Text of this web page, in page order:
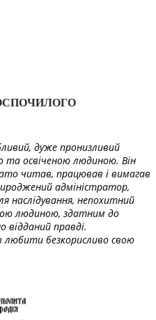
дуже пронизливий
та освіченою людиною. Він
читав, працював і вимагав
адміністратор,
наслідування, непохитний
людиною, здатним до
відданий правді.
любити безкорисливо свою